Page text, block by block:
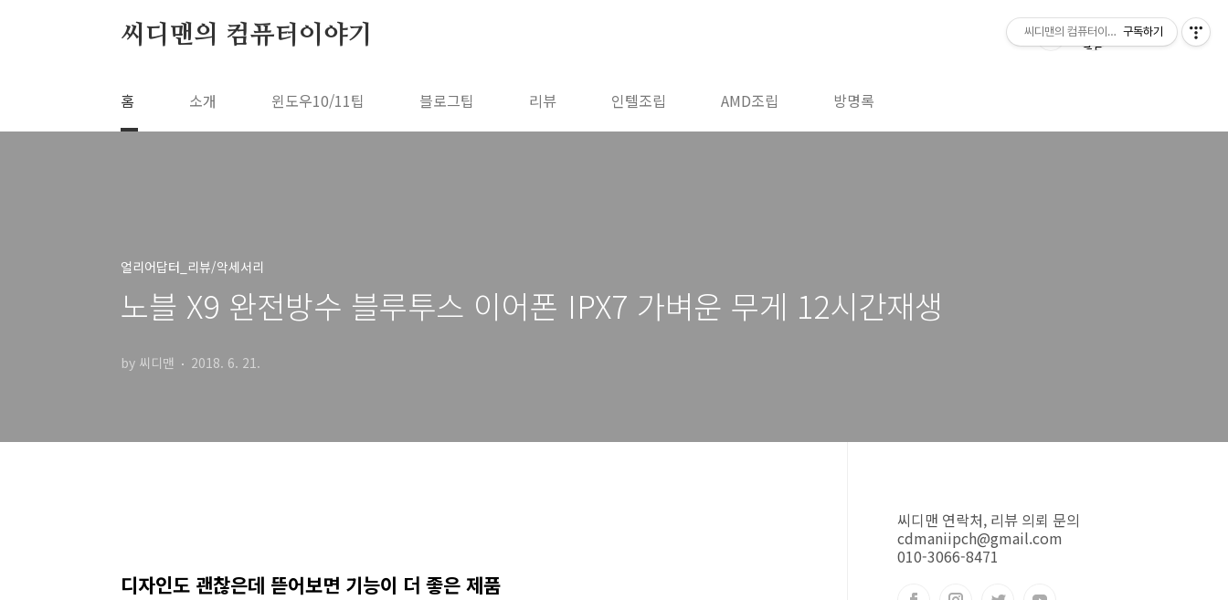
씨디맨의 컴퓨터이야기
홈 소개 윈도우10/11팁 블로그팁 리뷰 인텔조립 AMD조립 방명록
얼리어답터_리뷰/악세서리
노블 X9 완전방수 블루투스 이어폰 IPX7 가벼운 무게 12시간재생
by 씨디맨 2018. 6. 21.
디자인도 괜찮은데 뜯어보면 기능이 더 좋은 제품
씨디맨 연락처, 리뷰 의뢰 문의
cdmaniipch@gmail.com
010-3066-8471
씨디맨의 컴퓨터이야기구독하기